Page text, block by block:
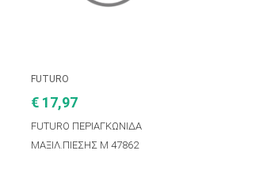
FUTURO
€ 17,97
FUTURO ΠΕΡΙΑΓΚΩΝΙΔΑ
ΜΑΞΙΛ.ΠΙΕΣΗΣ M 47862